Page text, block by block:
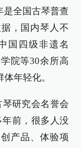
是全国古琴普查
，国内琴人不
国四级非遗名
院等30余所高
年轻化。
研究会名誉会
前，很多人没
产品、体验项